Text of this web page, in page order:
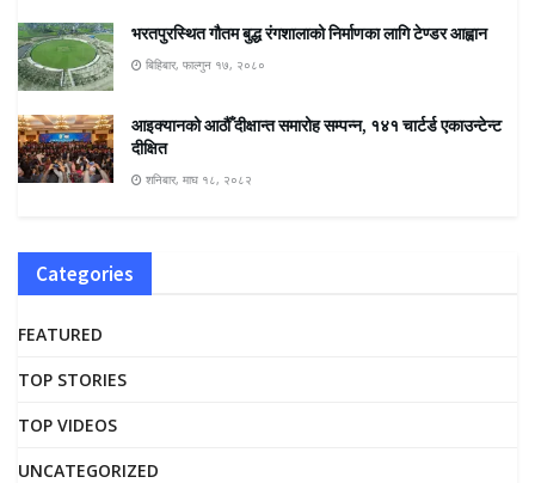
भरतपुरस्थित गौतम बुद्ध रंगशालाको निर्माणका लागि टेण्डर आह्वान
बिहिबार, फाल्गुन १७, २०८०
आइक्यानको आठौँ दीक्षान्त समारोह सम्पन्न, १४१ चार्टर्ड एकाउन्टेन्ट
दीक्षित
शनिबार, माघ १८, २०८२
Categories
FEATURED
TOP STORIES
TOP VIDEOS
UNCATEGORIZED